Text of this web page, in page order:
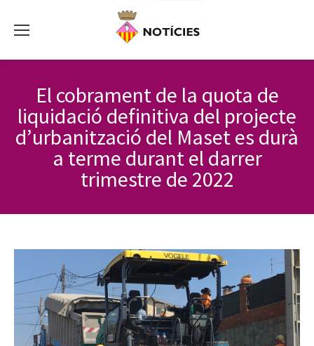
El cobrament de la quota de
liquidació definitiva del projecte
d’urbanització del Maset es durà
a terme durant el darrer
trimestre de 2022